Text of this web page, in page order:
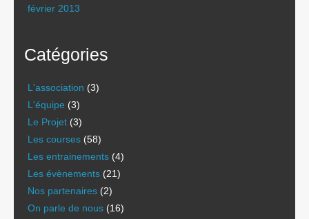
février 2013
Catégories
L'association (3)
L'équipe (3)
Le Projet (3)
Les courses (58)
Les entrainements (4)
Les évènements (21)
Nos partenaires (2)
On parle de nous (16)